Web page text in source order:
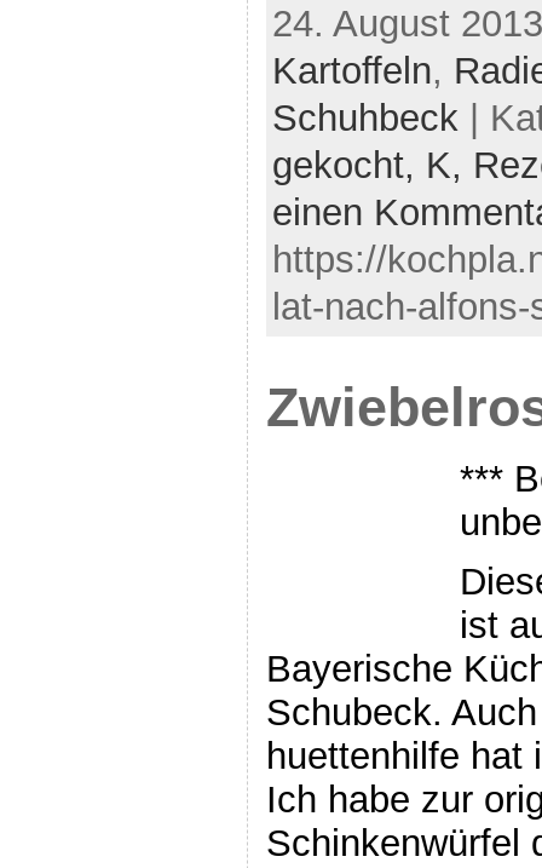
24. August
Kartoffeln,
Schuhbeck |
gekocht, K,
einen
https://
lat-nach-
***
ist
Bayerische
Schubeck.
huettenhilfe hat
Ich habe zur
Schinkenwürfel